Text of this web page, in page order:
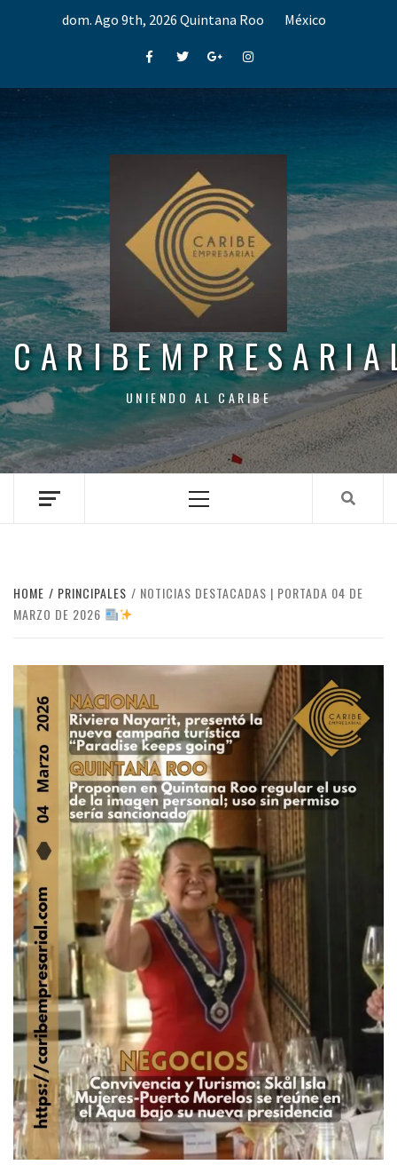
dom. Ago 9th, 2026 Quintana Roo México
FacebookTwitterGoogle+Instagram
UNIENDO AL CARIBE
Menu
HOME PRINCIPALES
NOTICIAS DESTACADAS | PORTADA 04 DE
MARZO DE 2026